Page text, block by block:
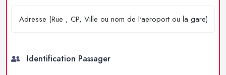
Identification Passager